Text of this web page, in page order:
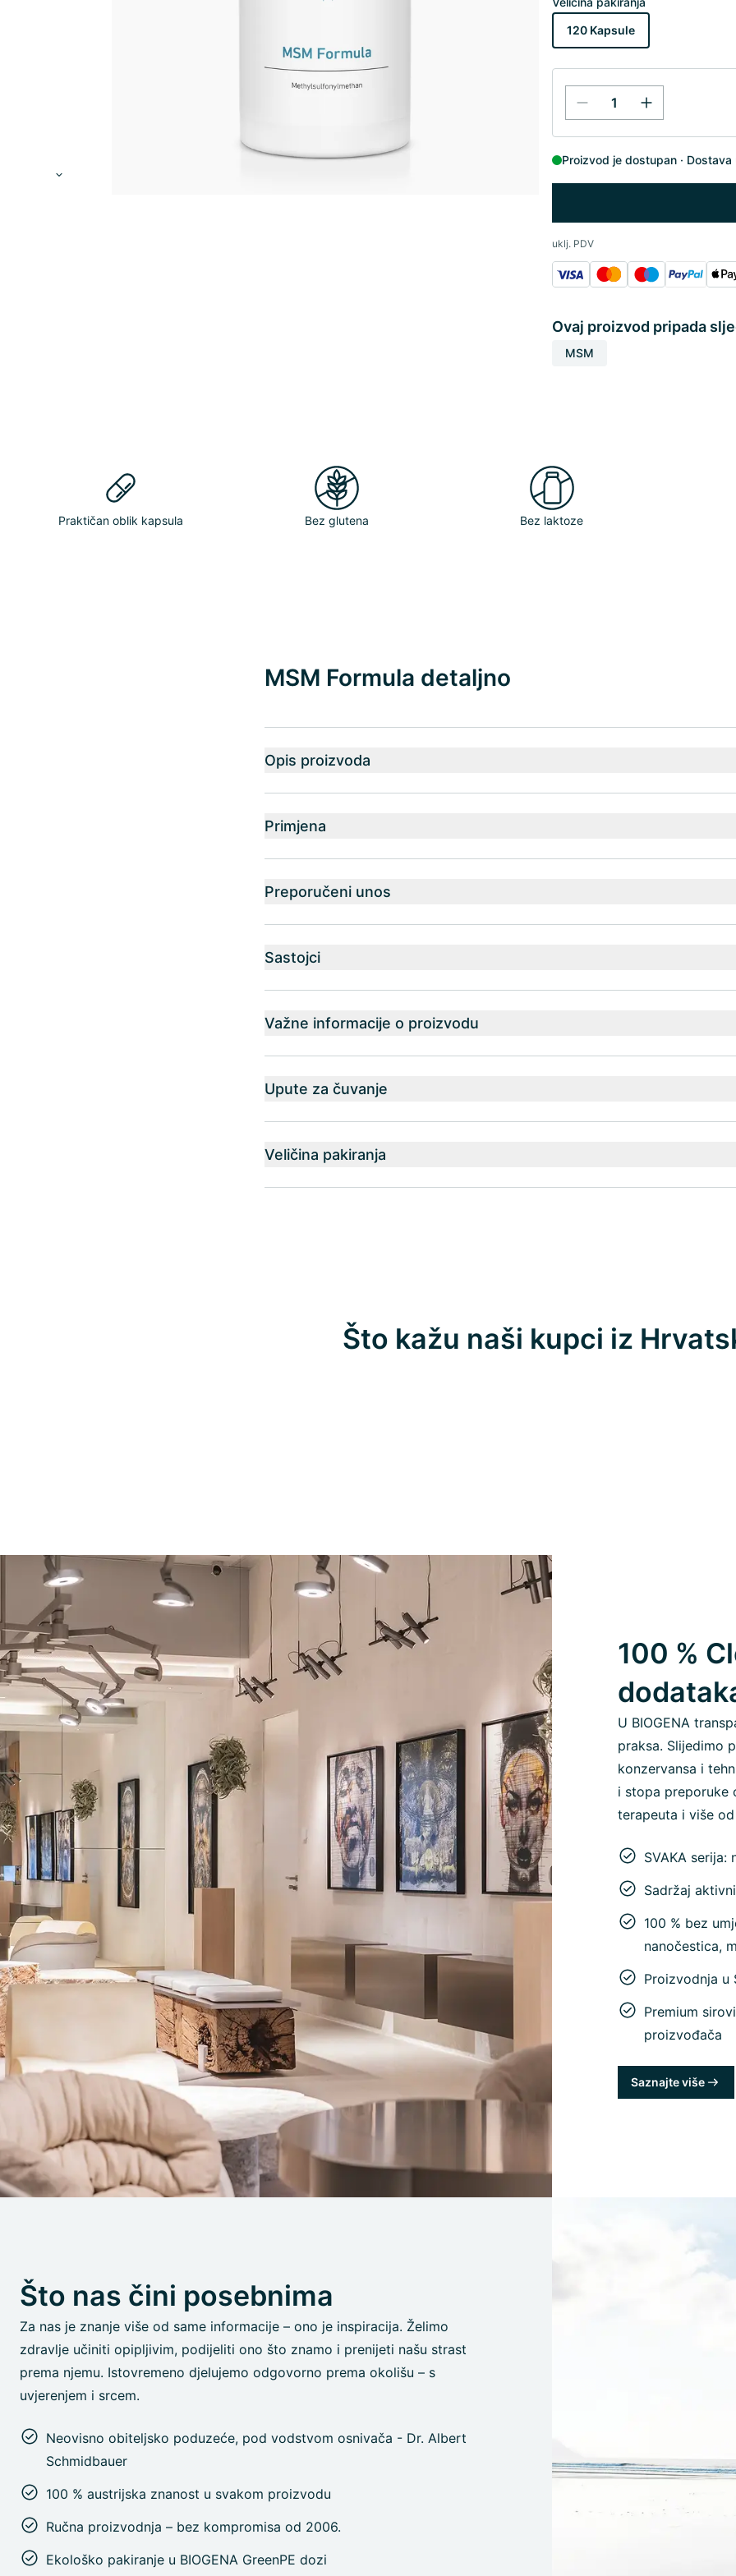
120 Kapsule
Proizvod je dostupan Dostava
uklj. PDV
Ovaj proizvod pripada
MSM
Praktičan oblik kapsula Bez glutena Bez laktoze
MSM Formula detaljno
Opis proizvoda
Primjena
Preporučeni unos
Sastojci
Važne informacije o proizvodu
Upute za čuvanje
Veličina pakiranja
Što kažu naši kupci iz
100 %
U BIOGENA
praksa. Slijedimo
konzervansa i
i stopa preporuke
terapeuta i više
SVAKA serija:
Sadržaj
100 % bez
nanočestica,
Proizvodnja u
Premium
proizvođača
Saznajte više
Što nas čini posebnima
Za nas je znanje više od same informacije – ono je inspiracija. Želimo
zdravlje učiniti opipljivim, podijeliti ono što znamo i prenijeti našu strast
prema njemu. Istovremeno djelujemo odgovorno prema okolišu – s
uvjerenjem i srcem.
Neovisno obiteljsko poduzeće, pod vodstvom osnivača - Dr. Albert
Schmidbauer
100 % austrijska znanost u svakom proizvodu
Ručna proizvodnja – bez kompromisa od 2006.
Ekološko pakiranje u BIOGENA GreenPE dozi